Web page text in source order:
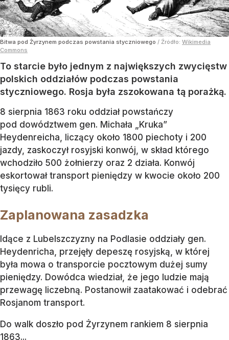
Bitwa pod Żyrzynem podczas powstania styczniowego / Źródło: Wikimedia
Commons
To starcie było jednym z największych zwycięstw
polskich oddziałów podczas powstania
styczniowego. Rosja była zszokowana tą porażką.
8 sierpnia 1863 roku oddział powstańczy
pod dowództwem gen. Michała „Kruka”
Heydenreicha, liczący około 1800 piechoty i 200
jazdy, zaskoczył rosyjski konwój, w skład którego
wchodziło 500 żołnierzy oraz 2 działa. Konwój
eskortował transport pieniędzy w kwocie około 200
tysięcy rubli.
Zaplanowana zasadzka
Idące z Lubelszczyzny na Podlasie oddziały gen.
Heydenricha, przejęły depeszę rosyjską, w której
była mowa o transporcie pocztowym dużej sumy
pieniędzy. Dowódca wiedział, że jego ludzie mają
przewagę liczebną. Postanowił zaatakować i odebrać
Rosjanom transport.
Do walk doszło pod Żyrzynem rankiem 8 sierpnia
1863...